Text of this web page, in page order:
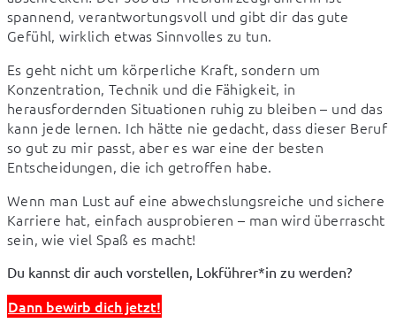
spannend, verantwortungsvoll und gibt dir das gute
Gefühl, wirklich etwas Sinnvolles zu tun.
Es geht nicht um körperliche Kraft, sondern um
Konzentration, Technik und die Fähigkeit, in
herausfordernden Situationen ruhig zu bleiben – und das
kann jede lernen. Ich hätte nie gedacht, dass dieser Beruf
so gut zu mir passt, aber es war eine der besten
Entscheidungen, die ich getroffen habe.
Wenn man Lust auf eine abwechslungsreiche und sichere
Karriere hat, einfach ausprobieren – man wird überrascht
sein, wie viel Spaß es macht!
Du kannst dir auch vorstellen, Lokführer*in zu werden?
Dann bewirb dich jetzt!